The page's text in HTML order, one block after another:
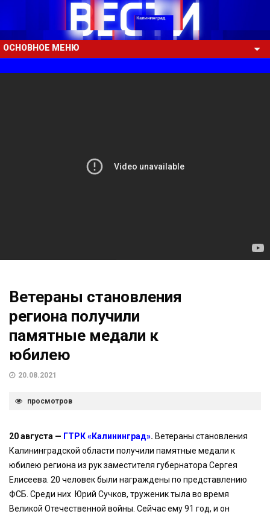
ОСНОВНОЕ МЕНЮ
Ветераны становления
региона получили
памятные медали к
юбилею
20.08.2021
просмотров
20 августа — ГТРК «Калининград». Ветераны становления
Калининградской области получили памятные медали к
юбилею региона из рук заместителя губернатора Сергея
Елисеева. 20 человек были награждены по представлению
ФСБ. Среди них Юрий Сучков, труженик тыла во время
Великой Отечественной войны. Сейчас ему 91 год, и он